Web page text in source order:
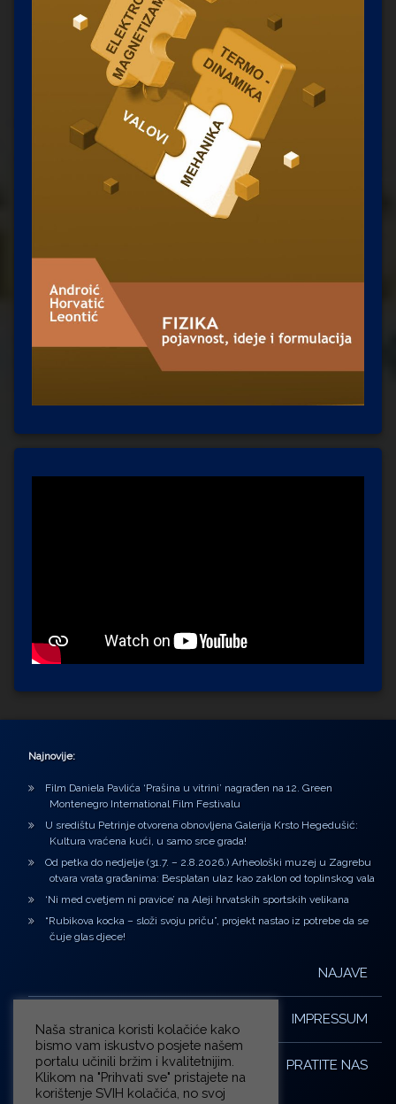
Najnovije:
Film Daniela Pavlića ‘Prašina u vitrini’ nagrađen na 12. Green
Montenegro International Film Festivalu
U središtu Petrinje otvorena obnovljena Galerija Krsto Hegedušić:
Kultura vraćena kući, u samo srce grada!
Od petka do nedjelje (31.7. – 2.8.2026.) Arheološki muzej u Zagrebu
otvara vrata građanima: Besplatan ulaz kao zaklon od toplinskog vala
‘Ni med cvetjem ni pravice’ na Aleji hrvatskih sportskih velikana
“Rubikova kocka – složi svoju priču”, projekt nastao iz potrebe da se
čuje glas djece!
NAJAVE
IMPRESSUM
PRATITE NAS
Naša stranica koristi kolačiće kako
bismo vam iskustvo posjete našem
portalu učinili bržim i kvalitetnijim.
Klikom na "Prihvati sve" pristajete na
korištenje SVIH kolačića, no svoj